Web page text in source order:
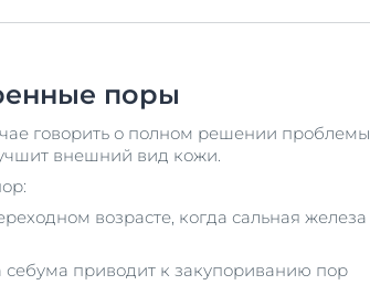
поры
говорить о полном решении проблемы
внешний вид кожи.
возрасте, когда сальная железа
приводит к закупориванию пор